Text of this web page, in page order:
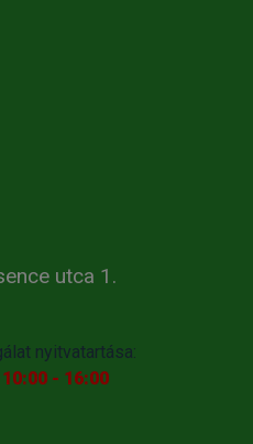
utca 1.
nyitvatartása:
10:00 - 16:00